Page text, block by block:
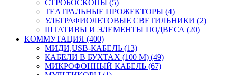
СТРОБОСКОПЫ (5)
ТЕАТРАЛЬНЫЕ ПРОЖЕКТОРЫ (4)
УЛЬТРАФИОЛЕТОВЫЕ СВЕТИЛЬНИКИ (2)
ШТАТИВЫ И ЭЛЕМЕНТЫ ПОДВЕСА (20)
КОММУТАЦИЯ (400)
МИДИ,USB-КАБЕЛЬ (13)
КАБЕЛИ В БУХТАХ (100 М) (49)
МИКРОФОННЫЙ КАБЕЛЬ (67)